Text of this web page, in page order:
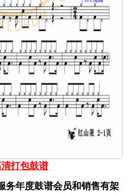
打包鼓谱
务年度鼓谱会员和销售有架